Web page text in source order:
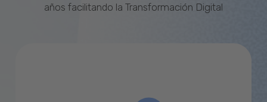
años facilitando la Transformación Digital